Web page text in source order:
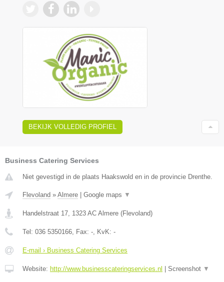
BEKIJK VOLLEDIG PROFIEL
Business Catering Services
Niet gevestigd in de plaats Haakswold en in de provincie Drenthe.
Flevoland » Almere | Google maps ▼
Handelstraat 17 1323 AC Almere (Flevoland)
Tel: 036 5350166 , Fax: - , KvK: -
E-mail › Business Catering Services
Website: http://www.businesscateringservices.nl | Screenshot ▼